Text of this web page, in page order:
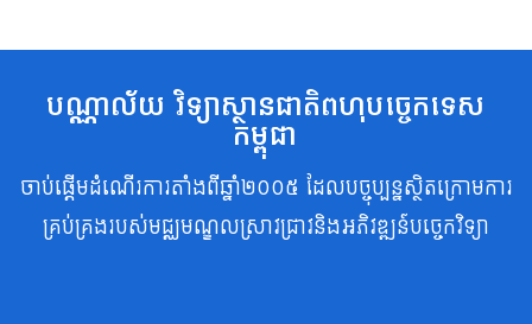
បណ្ណាល័យ វិទ្យាស្ថានជាតិពហុបច្ចេកទេស
កម្ពុជា
ចាប់ផ្តើមដំណើរការតាំងពីឆ្នាំ២០០៥ ដែលបច្ចុប្បន្នស្ថិតក្រោមការ
គ្រប់គ្រងរបស់មជ្ឈមណ្ឌលស្រាវជ្រាវនិងអភិវឌ្ឍន៍បច្ចេកវិទ្យា